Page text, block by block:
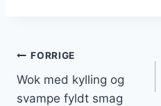
FORRIGE
Wok med kylling og
svampe fyldt smag